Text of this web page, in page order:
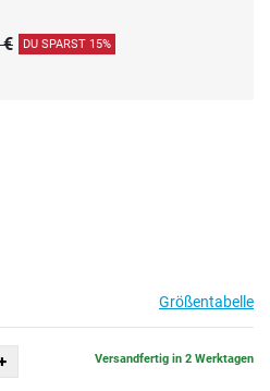
€ DU SPARST 15%
Größentabelle
Versandfertig in 2 Werktagen